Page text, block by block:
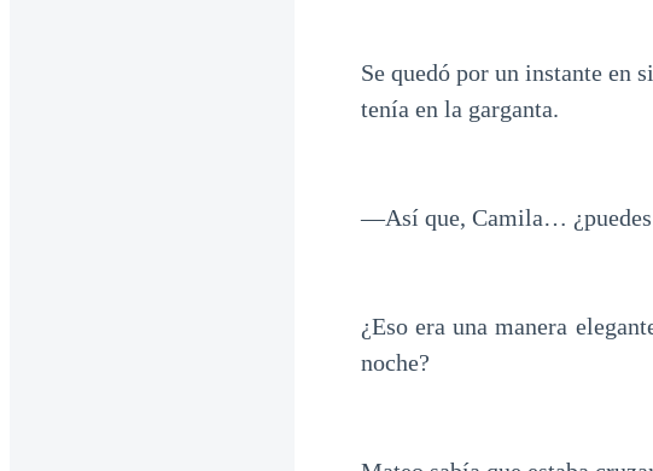
Se quedó por un instante en
tenía en la garganta.
—Así que, Camila… ¿puedes
¿Eso era una manera
noche?